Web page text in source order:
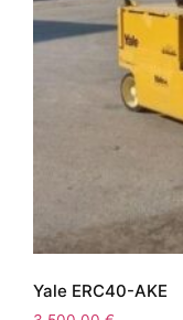
Yale ERC40-AKE